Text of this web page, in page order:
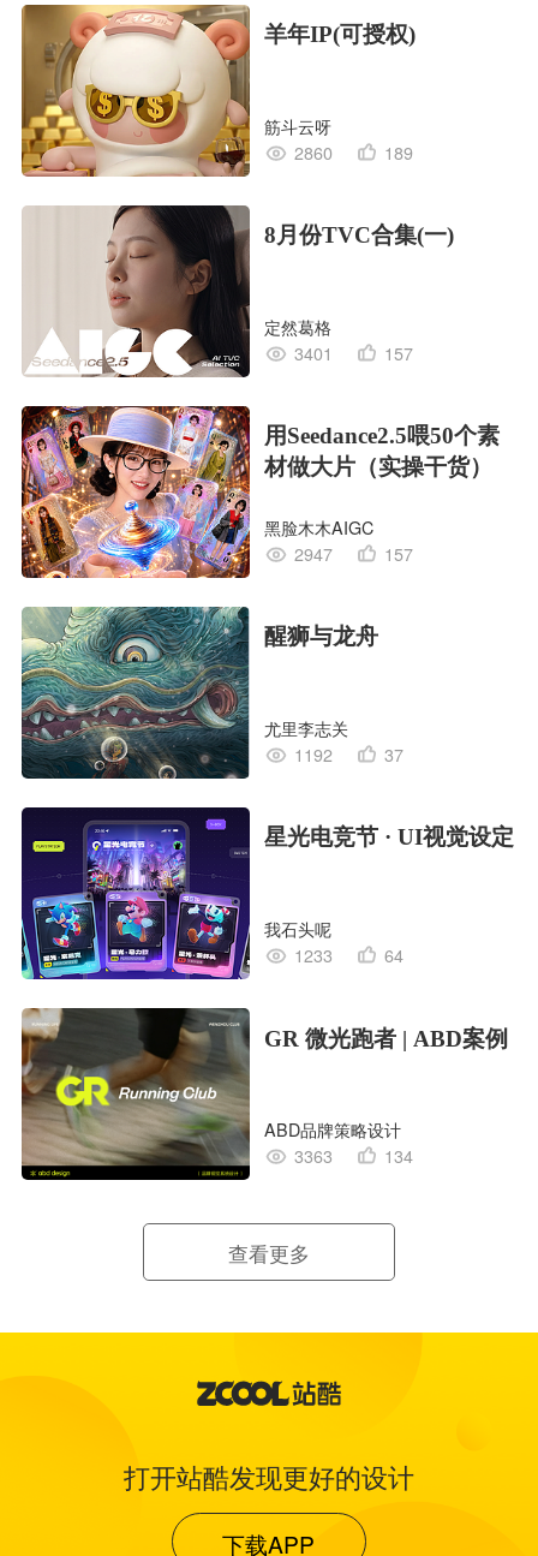
羊年IP(可授权)
筋斗云呀
2860
189
8月份TVC合集(一)
定然葛格
3401
157
用Seedance2.5喂50个素
材做大片（实操干货）
黑脸木木AIGC
2947
157
醒狮与龙舟
尤里李志关
1192
37
星光电竞节 · UI视觉设定
我石头呢
1233
64
GR 微光跑者 | ABD案例
ABD品牌策略设计
3363
134
查看更多
打开站酷发现更好的设计
下载APP